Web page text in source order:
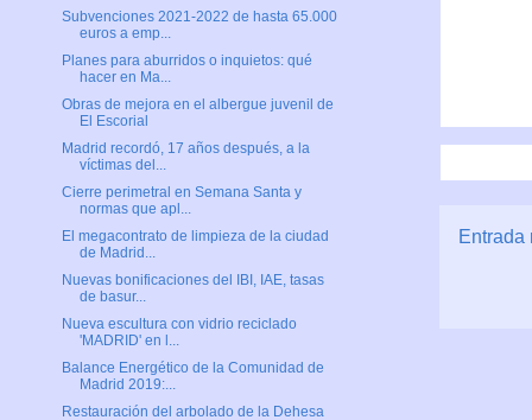
Entrada
Subvenciones 2021-2022 de hasta 65.000
euros a emp...
Planes para aburridos o inquietos: qué
hacer en Ma...
Obras de mejora en el albergue juvenil de
El Escorial
Madrid recordó, 17 años después, a la
víctimas del...
Cierre perimetral en Semana Santa y
normas que apl...
El megacontrato de limpieza de la ciudad
de Madrid...
Nuevas bonificaciones del IBI, IAE, tasas
de basur...
Nueva escultura con vidrio reciclado
'MADRID' en l...
Balance Energético de la Comunidad de
Madrid 2019:...
Restauración del arbolado de la Dehesa